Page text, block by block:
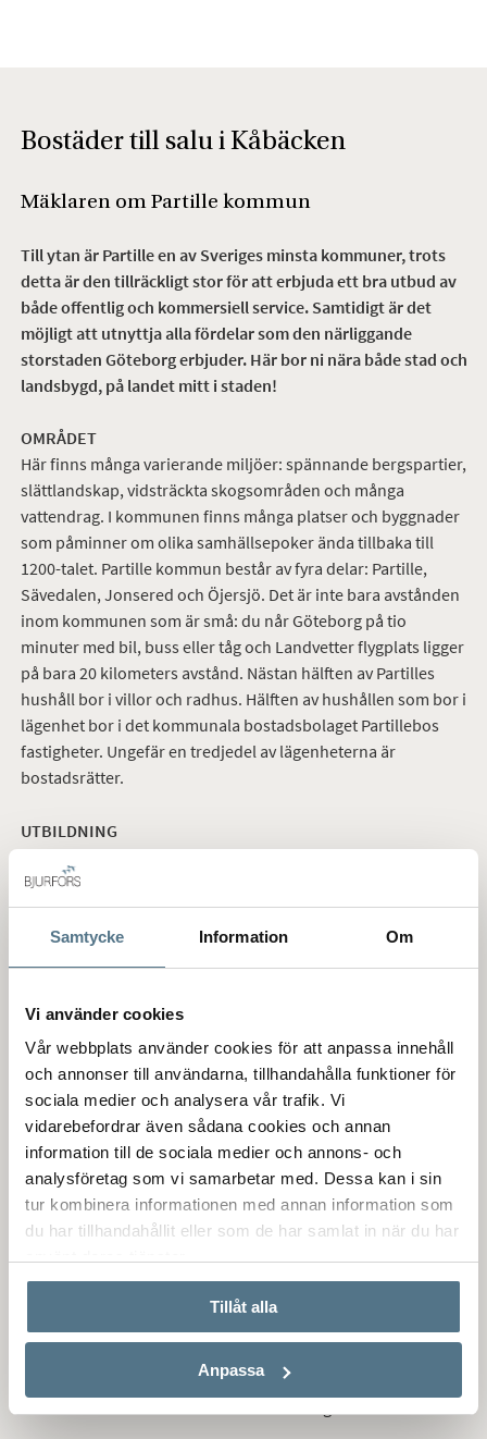
Samtycke Information Om
Vi använder cookies
Vår webbplats använder cookies för att anpassa innehåll
och annonser till användarna, tillhandahålla funktioner för
sociala medier och analysera vår trafik. Vi
vidarebefordrar även sådana cookies och annan
information till de sociala medier och annons- och
analysföretag som vi samarbetar med. Dessa kan i sin
tur kombinera informationen med annan information som
du har tillhandahållit eller som de har samlat in när du har
Tillåt alla
Anpassa
Bostäder till salu i Kåbäcken
Mäklaren om Partille kommun
Till ytan är Partille en av Sveriges minsta kommuner, trots
detta är den tillräckligt stor för att erbjuda ett bra utbud av
både offentlig och kommersiell service. Samtidigt är det
möjligt att utnyttja alla fördelar som den närliggande
storstaden Göteborg erbjuder. Här bor ni nära både stad och
landsbygd, på landet mitt i staden!
OMRÅDET
Här finns många varierande miljöer: spännande bergspartier,
slättlandskap, vidsträckta skogsområden och många
vattendrag. I kommunen finns många platser och byggnader
som påminner om olika samhällsepoker ända tillbaka till
1200-talet. Partille kommun består av fyra delar: Partille,
Sävedalen, Jonsered och Öjersjö. Det är inte bara avstånden
inom kommunen som är små: du når Göteborg på tio
minuter med bil, buss eller tåg och Landvetter flygplats ligger
på bara 20 kilometers avstånd. Nästan hälften av Partilles
hushåll bor i villor och radhus. Hälften av hushållen som bor i
lägenhet bor i det kommunala bostadsbolaget Partillebos
fastigheter. Ungefär en tredjedel av lägenheterna är
bostadsrätter.
UTBILDNING
flera förskolor, både enskilda och kommunala, samt
familjedaghem och öppen förskola. I kommunen finns det
flera grundskolor utspridda och man jobbar utifrån barn och
ungdomars lust att lära. Det finns även en gymnasieskola.
KULTUR OCH HISTORIA
Jonsered är en kulturmiljö av riksintresse som illustrerar
själva starten på industrialiseringen i Sverige. Det finns få
andra platser som så välbevarat och komplett speglar denna
epok. Partille herrgård har en historia som går tillbaka till
1300-talet. Under 1600- och 1700-talet ägdes Partille herrgård
av adliga släkter och under perioden 1770-1780 uppfördes
den nuvarande herrgårdsbyggnaden.
I Partille finns mycket att göra för den sportintresserade. Här
finns flera anläggningar där du bl.a. kan träna fotboll, tennis,
rugby, golf, friidrott, innebandy, gymnastik, hockey och
hemmamatcher i kommunen. Nya Partille Arena är en